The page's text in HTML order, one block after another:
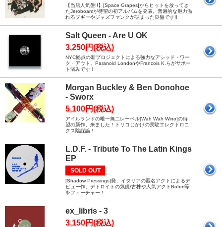
【当店人気盤!!】[Space Grapes]からヒットを放ってき
たJeroboamが待望の初アルバムを発表。普遍的な魅力溢
れるブギーやジャズファンクが詰まった良盤です!!
Salt Queen - Are U OK
3,250円(税込)
NYC拠点の新プロジェクトによる強力なアシッド・ワー
ク・アウト。Paranoid LondonやFrancois K.らがサポー
ト済みです！
Morgan Buckley & Ben Donohoe
- Sworx
5,100円(税込)
アイルランドの唯一無二レーベル[Wah Wah Wino]の待
望の新作、来ました！トリコじかけの実験エレクトロニ
クス陰謀論！
L.D.F. - Tribute To The Latin Kings
EP
SOLD OUT
[Shadow Pressings]発、イタリアの匿名アクトによるデ
ビュー作。デトロイトの気鋭/古株や人気アクトBohm等
をフィーチャー！
ex_libris - 3
3,150円(税込)